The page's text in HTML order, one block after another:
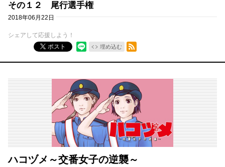
その１２ 尾行選手権
2018年06月22日
シェアして応援しよう！
ポスト
埋め込む
RSSフィード
ハコヅメ～交番女子の逆襲～